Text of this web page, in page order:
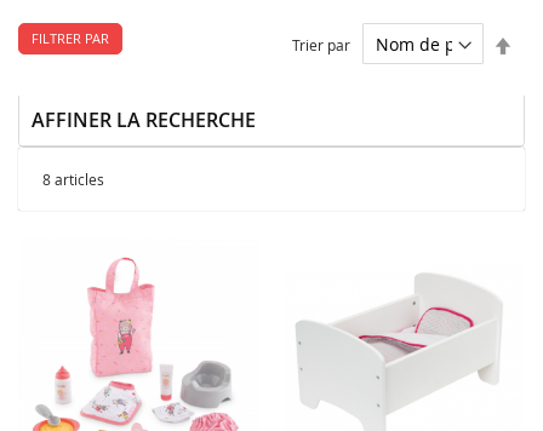
8articles
Trier par
FILTRER PAR
AFFINER LA RECHERCHE